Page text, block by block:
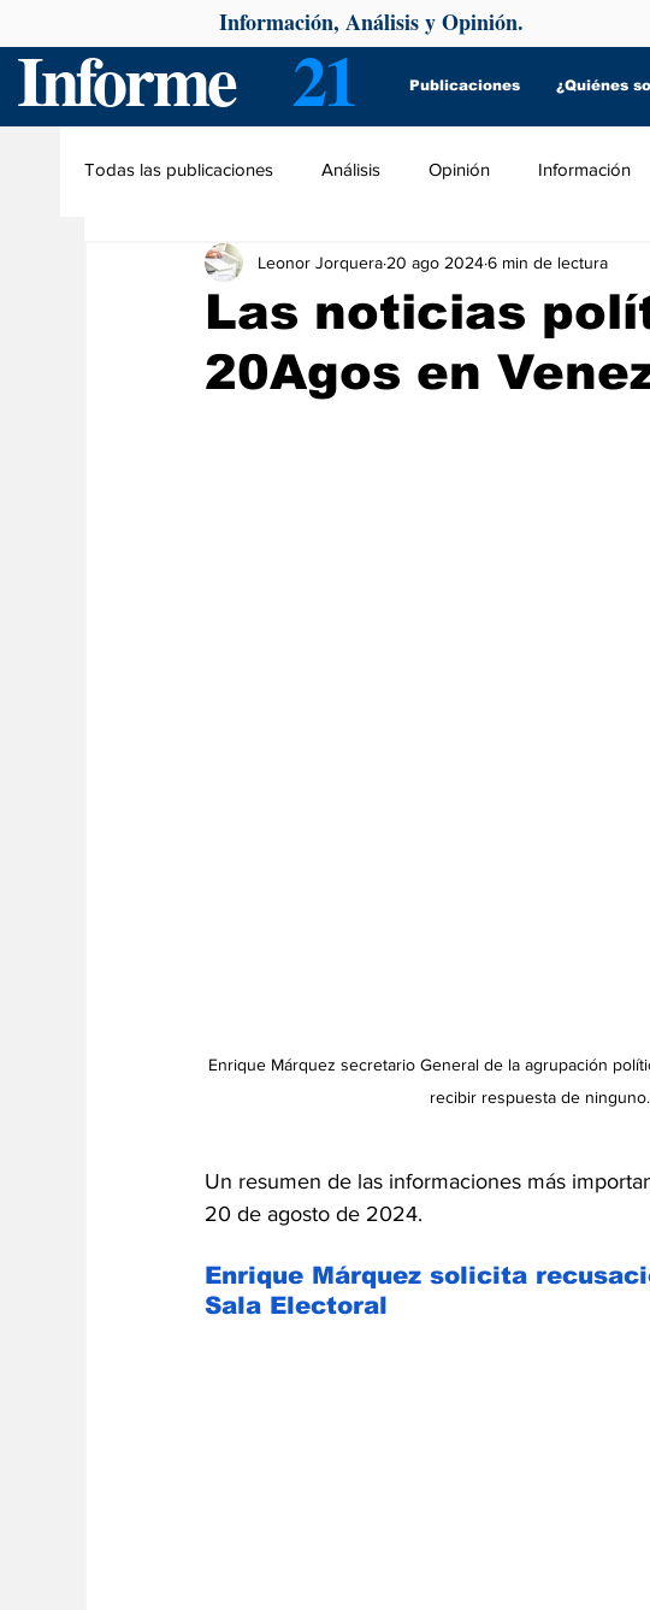
Informe 21 Publicaciones ¿Quiénes
Información, Análisis y Opinión.
Todas las publicaciones Análisis Opinión Información
Las noticias
20Agos en
Leonor Jorquera 20 ago 20246 min de lectura
Enrique Márquez secretario General de la agrupación
recibir respuesta de ninguno.
Un resumen de las informaciones más
20 de agosto de 2024.
Enrique Márquez solicita
Sala Electoral